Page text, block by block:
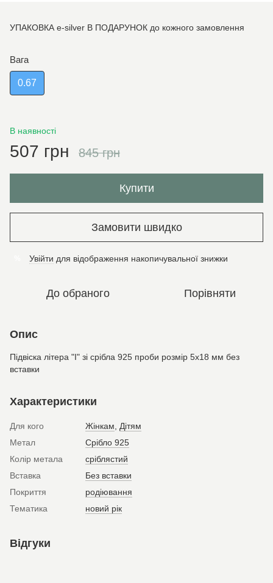
УПАКОВКА e-silver В ПОДАРУНОК до кожного замовлення
Вага
0.67
В наявності
507 грн 845 грн
Купити
Замовити швидко
Увійти для відображення накопичувальної знижки
До обраного Порівняти
Опис
Підвіска літера "I" зі срібла 925 проби розмір 5х18 мм без
вставки
Характеристики
Для кого Жінкам
Дітям
Метал
Срібло 925
Колір метала
сріблястий
Вставка
Без вставки
Покриття
родіювання
Тематика
новий рік
Відгуки